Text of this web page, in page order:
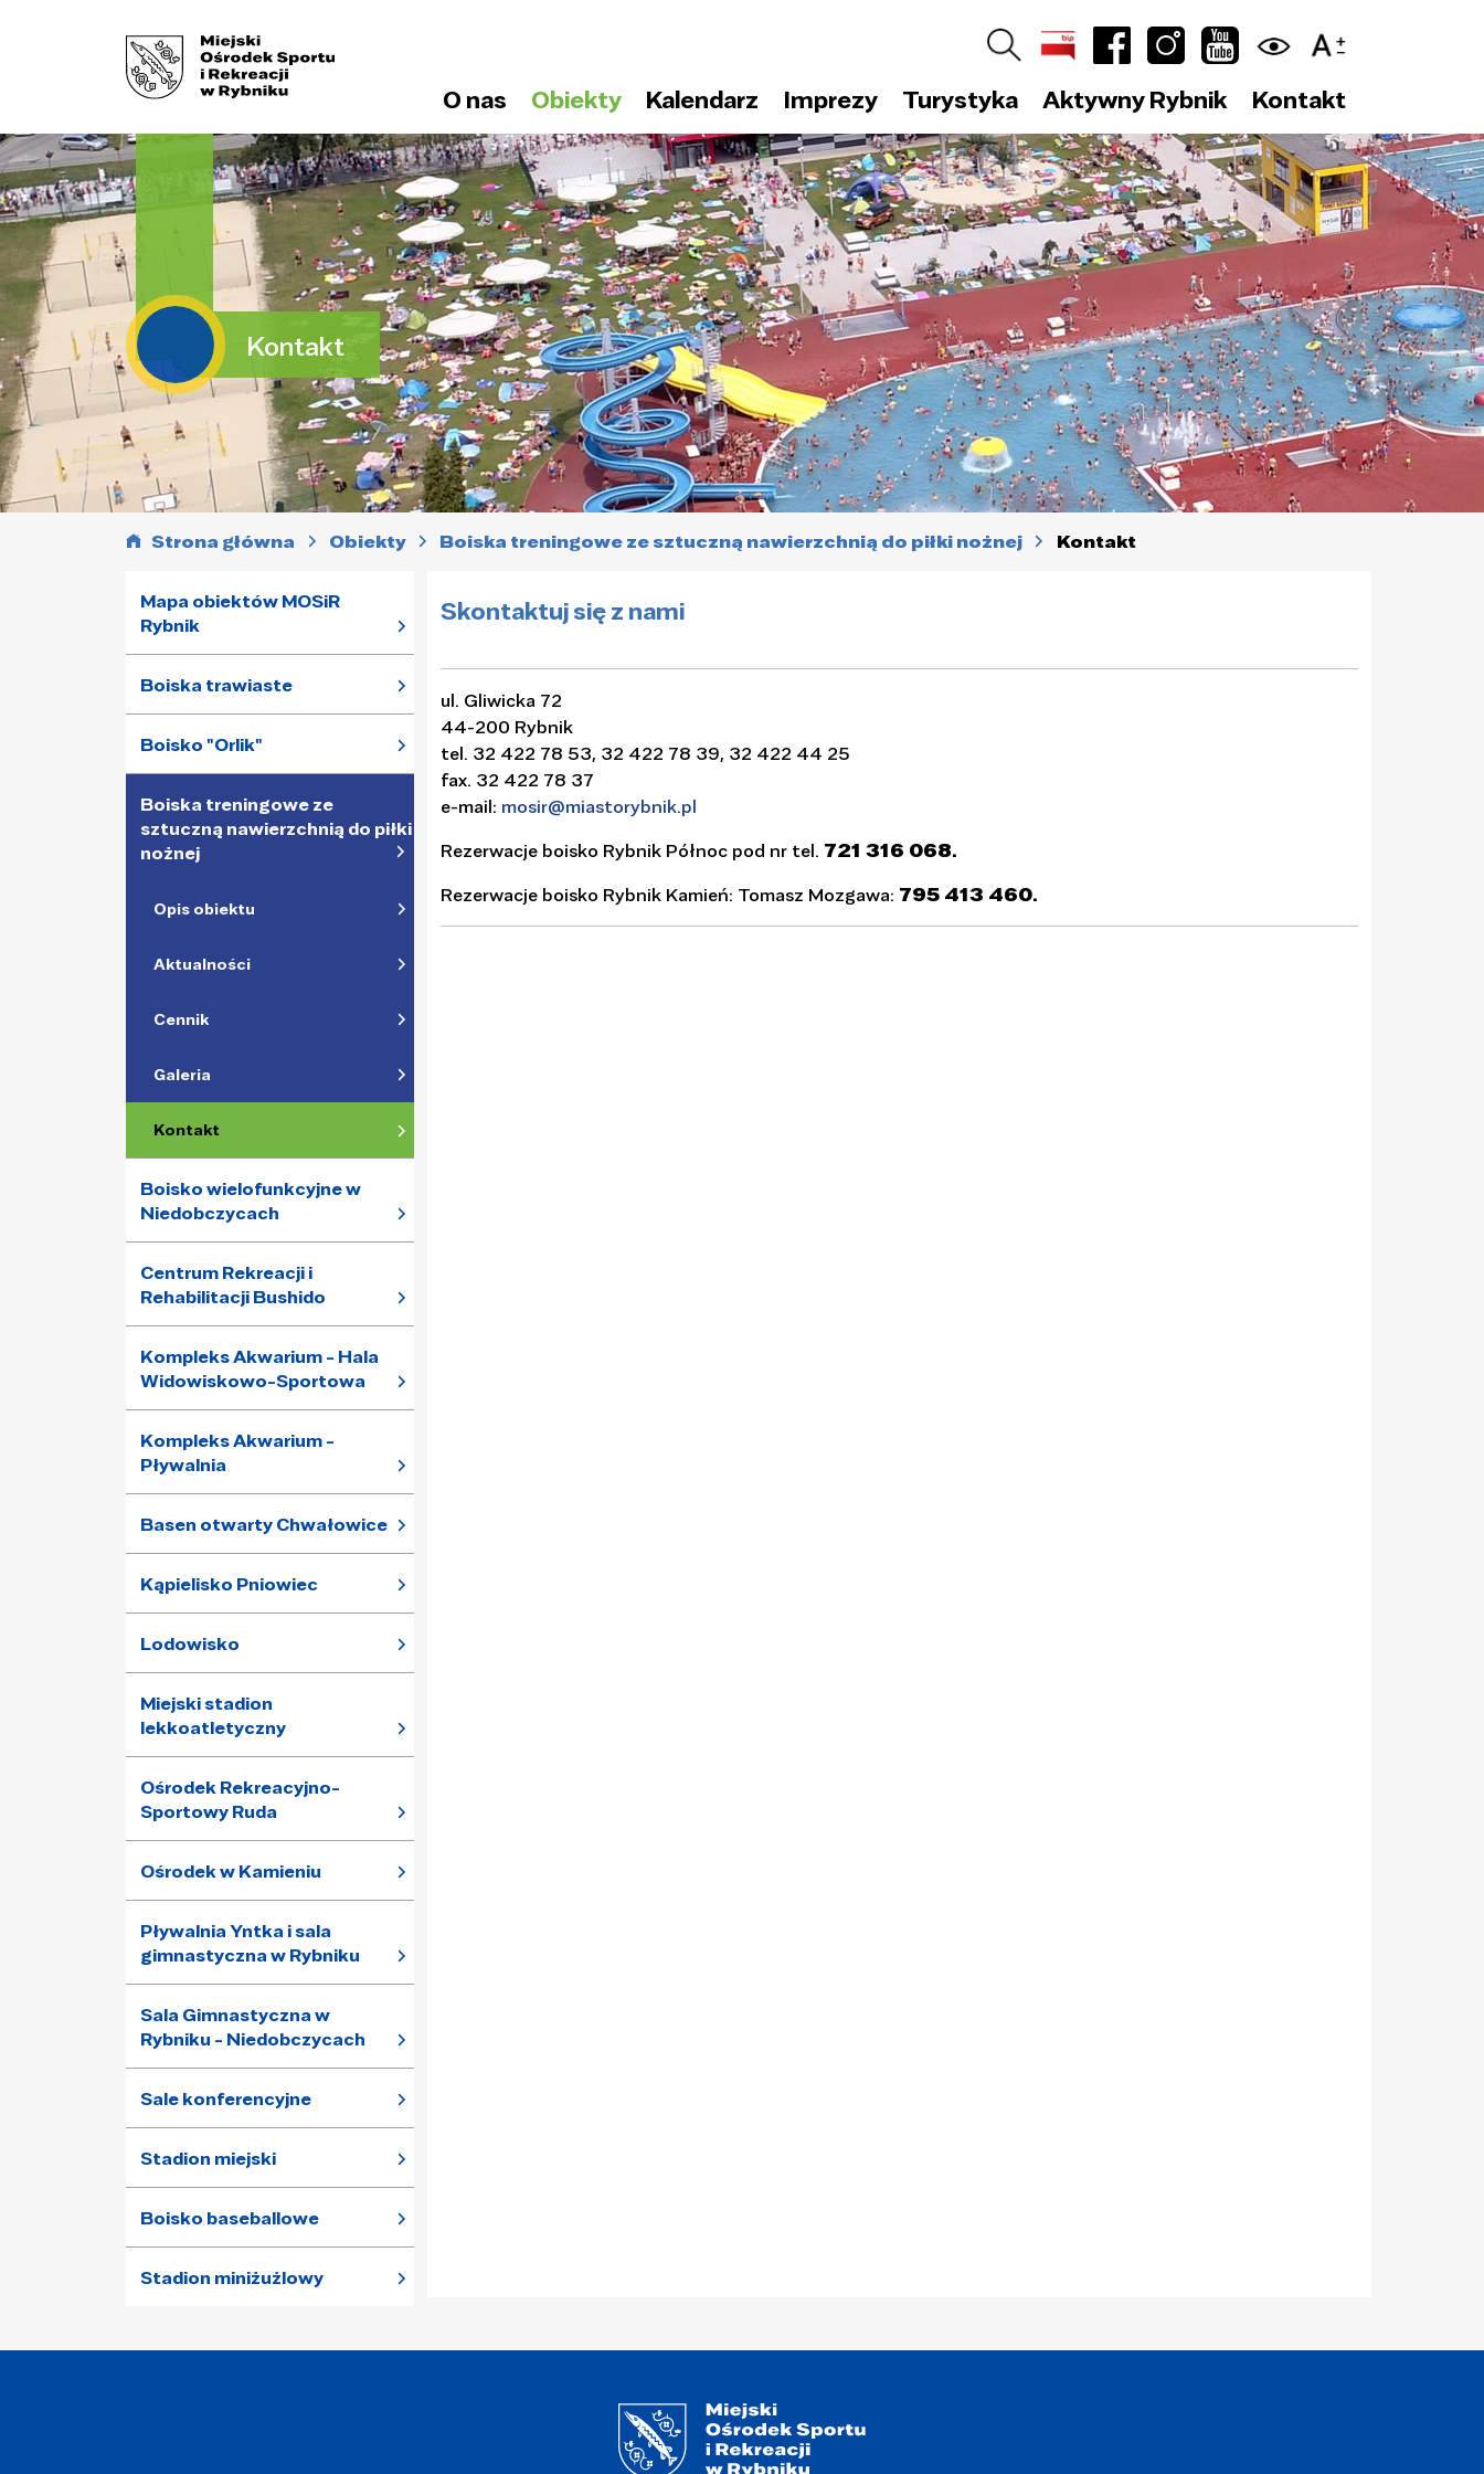
O nas Obiekty Kalendarz Imprezy Turystyka Aktywny Rybnik Kontakt
Kontakt
Strona główna Obiekty Boiska treningowe ze sztuczną nawierzchnią do piłki nożnej Kontakt
Mapa obiektów MOSiR
Rybnik
Boiska trawiaste
Boisko "Orlik"
Boiska treningowe ze
sztuczną nawierzchnią do piłki
nożnej
Opis obiektu
Aktualności
Cennik
Galeria
Kontakt
Boisko wielofunkcyjne w
Niedobczycach
Centrum Rekreacji i
Rehabilitacji Bushido
Kompleks Akwarium - Hala
Widowiskowo-Sportowa
Kompleks Akwarium -
Pływalnia
Basen otwarty Chwałowice
Kąpielisko Pniowiec
Lodowisko
Miejski stadion
lekkoatletyczny
Ośrodek Rekreacyjno-
Sportowy Ruda
Ośrodek w Kamieniu
Pływalnia Yntka i sala
gimnastyczna w Rybniku
Sala Gimnastyczna w
Rybniku - Niedobczycach
Sale konferencyjne
Stadion miejski
Boisko baseballowe
Stadion miniżużlowy
Skontaktuj się z nami
ul. Gliwicka 72
44-200 Rybnik
tel. 32 422 78 53, 32 422 78 39, 32 422 44 25
fax. 32 422 78 37
e-mail: mosir@miastorybnik.pl
Rezerwacje boisko Rybnik Północ pod nr tel. 721 316 068.
Rezerwacje boisko Rybnik Kamień: Tomasz Mozgawa: 795 413 460.